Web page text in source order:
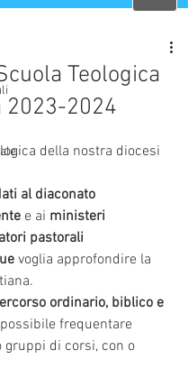
Teologica
2023-2024
stelle su 5.
della nostra diocesi
al diaconato
e ai ministeri
pastorali
voglia approfondire la
ordinario, biblico e
frequentare
gruppi di corsi, con o